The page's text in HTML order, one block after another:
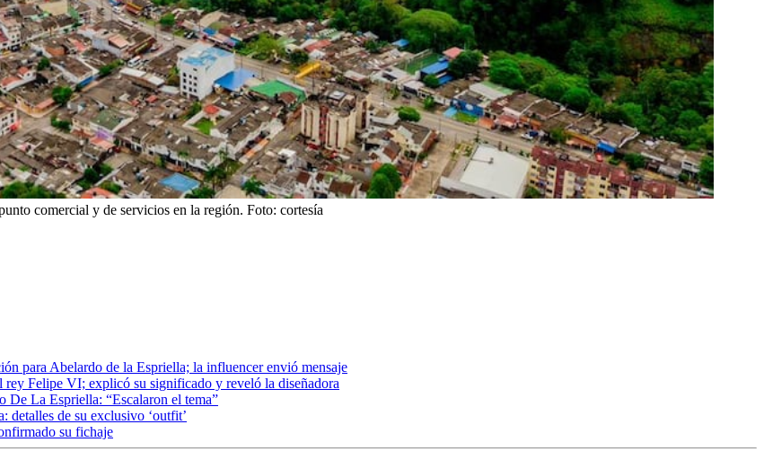
comercial y de servicios en la región. Foto: cortesía
para Abelardo de la Espriella; la influencer envió mensaje
rey Felipe VI; explicó su significado y reveló la diseñadora
De La Espriella: “Escalaron el tema”
detalles de su exclusivo ‘outfit’
su fichaje